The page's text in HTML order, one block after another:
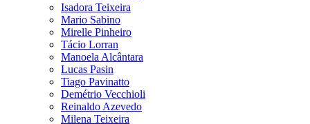
Isadora Teixeira
Mario Sabino
Mirelle Pinheiro
Tácio Lorran
Manoela Alcântara
Lucas Pasin
Tiago Pavinatto
Demétrio Vecchioli
Reinaldo Azevedo
Milena Teixeira